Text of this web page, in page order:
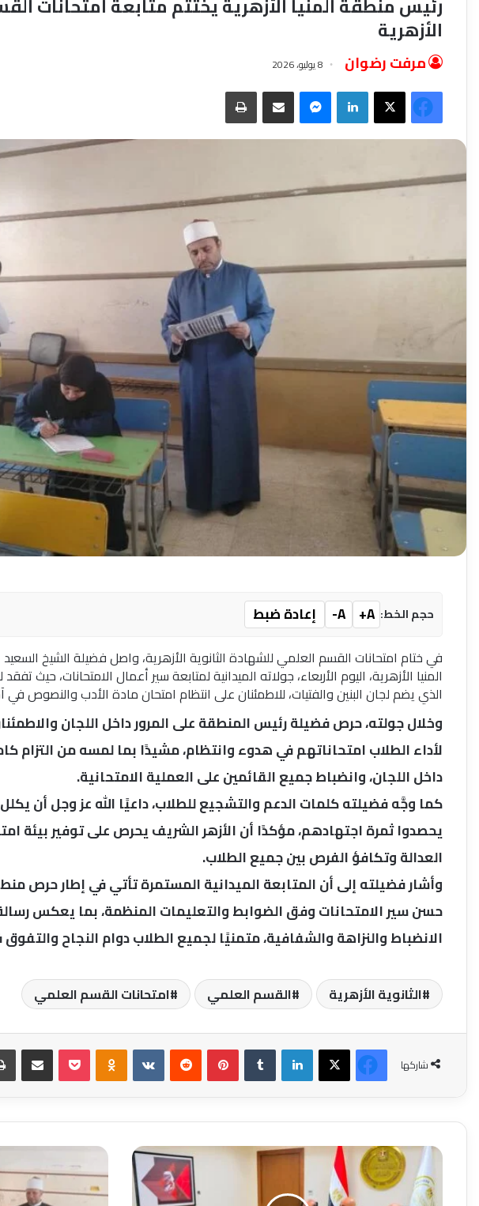
الأزهرية
مرفت رضوان 8 يوليو، 2026
فيسبوك‫X لينكدإن ماسنجر مشاركة عبر البريد طباعة
حجم الخط: A+
A- إعادة ضبط
في ختام امتحانات القسم العلمي للشهادة الثانوية الأزهرية، واصل فضيلة الشيخ السعيد
المنيا الأزهرية، اليوم الأربعاء، جولاته الميدانية لمتابعة سير أعمال الامتحانات، حيث
الذي يضم لجان البنين والفتيات، للاطمئنان على انتظام امتحان مادة الأدب والنصوص في
وخلال جولته، حرص فضيلة رئيس المنطقة على المرور داخل اللجان
لأداء الطلاب امتحاناتهم في هدوء وانتظام، مشيدًا بما لمسه من التزام
داخل اللجان، وانضباط جميع القائمين على العملية الامتحانية.
كما وجَّه فضيلته كلمات الدعم والتشجيع للطلاب، داعيًا الله عز وجل أن
يحصدوا ثمرة اجتهادهم، مؤكدًا أن الأزهر الشريف يحرص على توفير بيئة
العدالة وتكافؤ الفرص بين جميع الطلاب.
وأشار فضيلته إلى أن المتابعة الميدانية المستمرة تأتي في إطار حرص
حسن سير الامتحانات وفق الضوابط والتعليمات المنظمة، بما يعكس
الانضباط والنزاهة والشفافية، متمنيًا لجميع الطلاب دوام النجاح
الثانوية الأزهرية القسم العلمي امتحانات القسم العلمي
شاركها
فيسبوك‫X لينكدإن بينتيريست Odnoklassniki
‫Pocket مشاركة عبر البريد
التعليم
والاستثمار
والعمل»
رئيس
أزهر
الإسكندرية